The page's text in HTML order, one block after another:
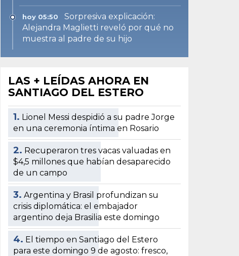
hoy 05:50
Sorpresiva explicación:
Alejandra Maglietti reveló por qué no
muestra al padre de su hijo
LAS + LEÍDAS AHORA EN
SANTIAGO DEL ESTERO
1. Lionel Messi despidió a su padre Jorge
en una ceremonia íntima en Rosario
2. Recuperaron tres vacas valuadas en
$4,5 millones que habían desaparecido
de un campo
3. Argentina y Brasil profundizan su
crisis diplomática: el embajador
argentino deja Brasilia este domingo
4. El tiempo en Santiago del Estero
para este domingo 9 de agosto: fresco,